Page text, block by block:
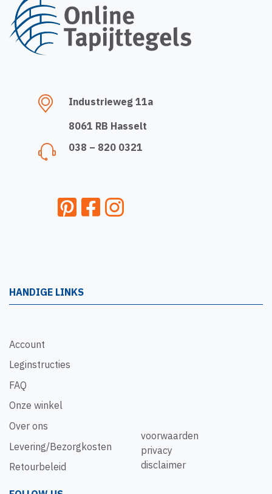
Industrieweg 11a
8061 RB Hasselt
038 – 820 0321
HANDIGE LINKS
Account
Leginstructies
FAQ
Onze winkel
Over ons
Levering/Bezorgkosten
Retourbeleid
voorwaarden
privacy
disclaimer